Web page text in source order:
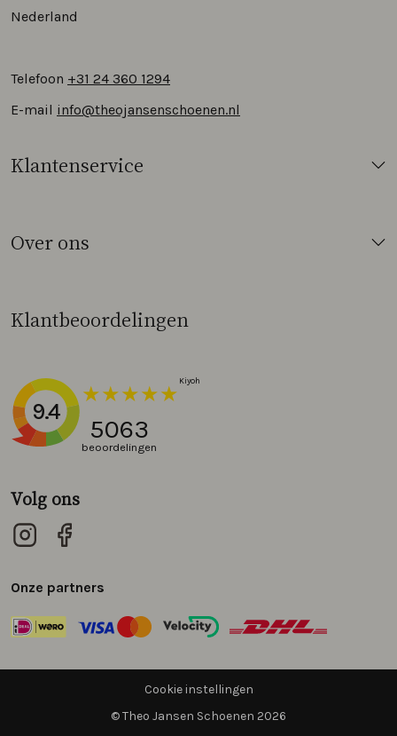
Nederland
Telefoon +31 24 360 1294
E-mail info@theojansenschoenen.nl
Klantenservice
Over ons
Klantbeoordelingen
9.4
5063
beoordelingen
Volg ons
Onze partners
Cookie instellingen
© Theo Jansen Schoenen 2026